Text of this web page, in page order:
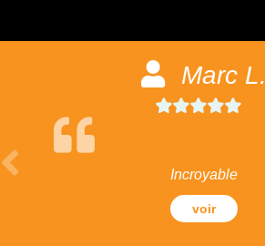
Marc L.
Incroyable
voir